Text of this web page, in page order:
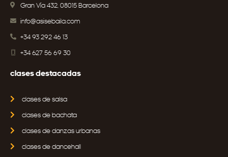
Gran Vía 432, 08015 Barcelona
info@asisebaila.com
+34 93 292 46 13
+34 627 56 69 30
clases destacadas
clases de salsa
clases de bachata
clases de danzas urbanas
clases de dancehall